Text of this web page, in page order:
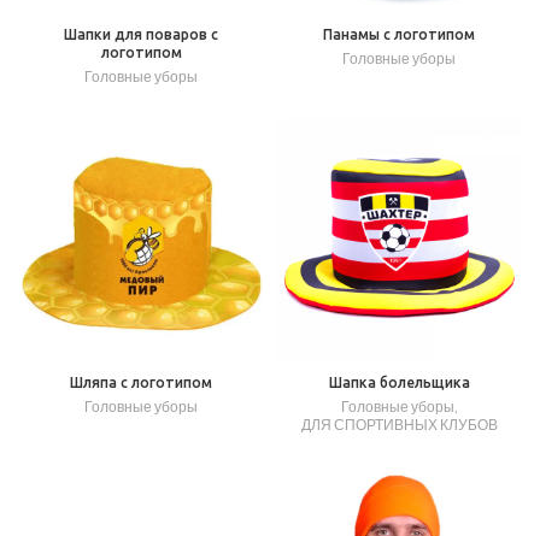
Шапки для поваров с
логотипом
Головные уборы
Панамы с логотипом
Головные уборы
Шляпа с логотипом
Головные уборы
Шапка болельщика
Головные уборы,
ДЛЯ СПОРТИВНЫХ КЛУБОВ